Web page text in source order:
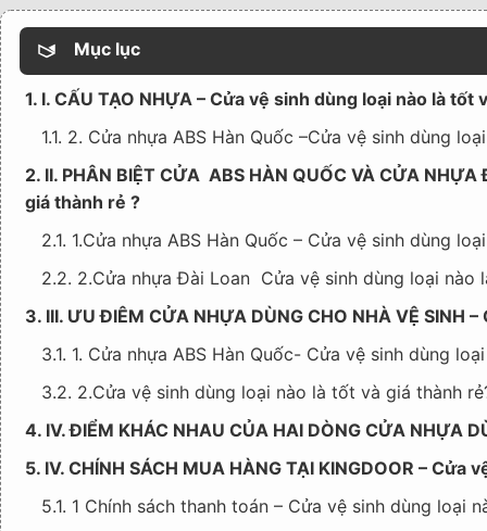
Mục lục
1. I. CẤU TẠO NHỰA – Cửa vệ sinh dùng loại nào là tốt
1.1. 2. Cửa nhựa ABS Hàn Quốc –Cửa vệ sinh dùng
2. II. PHÂN BIỆT CỬA ABS HÀN QUỐC VÀ CỬA
giá thành rẻ ?
2.1. 1.Cửa nhựa ABS Hàn Quốc – Cửa vệ sinh dùng
2.2. 2.Cửa nhựa Đài Loan Cửa vệ sinh dùng loại nào
3. III. ƯU ĐIÊM CỬA NHỰA DÙNG CHO NHÀ VỆ SINH
3.1. 1. Cửa nhựa ABS Hàn Quốc- Cửa vệ sinh dùng
3.2. 2.Cửa vệ sinh dùng loại nào là tốt và giá thành
4. IV. ĐIỂM KHÁC NHAU CỦA HAI DÒNG CỬA NHỰA
5. IV. CHÍNH SÁCH MUA HÀNG TẠI KINGDOOR –
5.1. 1 Chính sách thanh toán – Cửa vệ sinh dùng loại